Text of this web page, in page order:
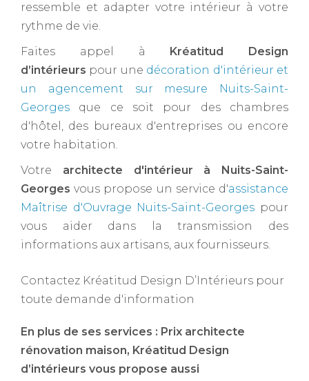
ressemble et adapter votre intérieur à votre
rythme de vie.
Faites appel à
Kréatitud Design
d’intérieurs pour une décoration d'intérieur et
un agencement sur mesure Nuits-Saint-
Georges que ce soit pour des chambres
d'hôtel, des bureaux d'entreprises ou encore
votre habitation.
Votre architecte d'intérieur à Nuits-Saint-
Georges ​vous propose un service d'assistance
Maîtrise d'Ouvrage Nuits-Saint-Georges pour
vous aider dans la transmission des
informations aux artisans, aux fournisseurs.
Contactez Kréatitud Design D’Intérieurs pour
toute demande d'information
En plus de ses services : Prix architecte
rénovation maison, Kréatitud Design
d’intérieurs vous propose aussi